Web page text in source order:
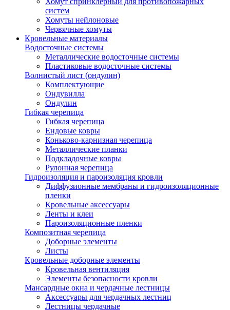
систем
Хомуты нейлоновые
Червячные хомуты
Кровельные материалы
Водосточные системы
Металлические водосточные системы
Пластиковые водосточные системы
Волнистый лист (ондулин)
Комплектующие
Ондувилла
Ондулин
Гибкая черепица
Гибкая черепица
Ендовые ковры
Коньково-карнизная черепица
Металлические планки
Подкладочные ковры
Рулонная черепица
Гидроизоляция и пароизоляция кровли
Диффузионные мембраны и гидроизоляционные
пленки
Кровельные аксессуары
Ленты и клеи
Пароизоляционные пленки
Композитная черепица
Доборные элементы
Листы
Кровельные доборные элементы
Кровельная вентиляция
Элементы безопасности кровли
Мансардные окна и чердачные лестницы
Аксессуары для чердачных лестниц
Лестницы чердачные